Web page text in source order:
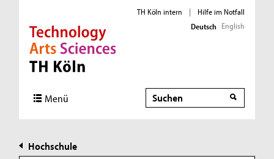
Direkt zur Hauptnavigation
Direkt zur Subnavigation
Direkt zum Inhalt
Direkt zum Fußbereich
TH Köln intern |
Hilfe im Notfall
Deutsch English
Menü Suche
Hochschule